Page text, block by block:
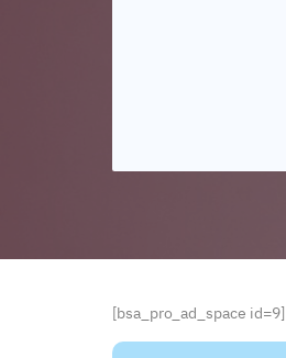
[bsa_pro_ad_space id=9]